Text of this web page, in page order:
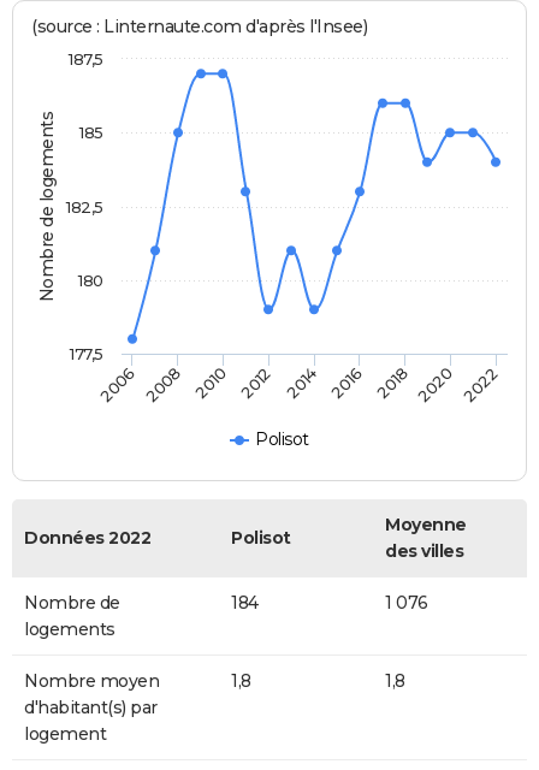
Nombre de logements
(source : Linternaute.com d'après l'Insee)
Polisot
2006 2008 2010 2012 2014 2016 2018 2020 2022
177,5
180
182,5
185
187,5
Données 2022 Polisot
Moyenne
des villes
Nombre de
logements
184 1 076
Nombre moyen
d'habitant(s) par
logement
1,8 1,8